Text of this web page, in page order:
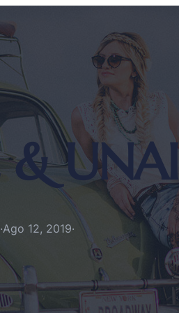
& UNAI
·Ago 12, 2019·